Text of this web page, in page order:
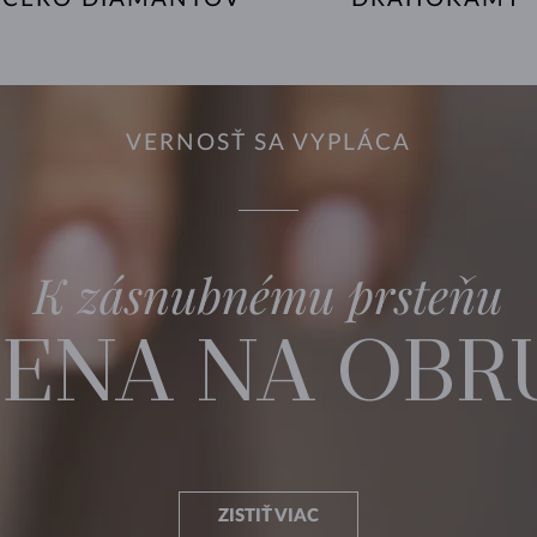
VERNOSŤ SA VYPLÁCA
K zásnubnému prsteňu
NA
ZISTIŤ VIAC